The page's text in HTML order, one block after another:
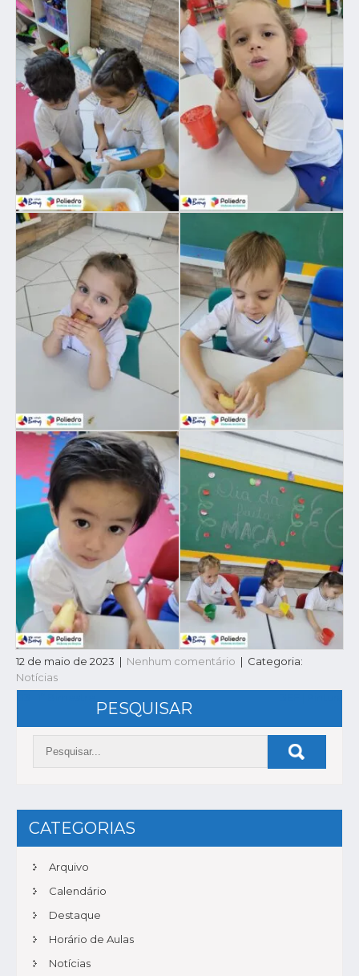
12 de maio de 2023 | Nenhum comentário | Categoria:
Notícias
NAVEGAÇÃO
DE
POST
PESQUISAR
CATEGORIAS
Arquivo
Calendário
Destaque
Horário de Aulas
Notícias